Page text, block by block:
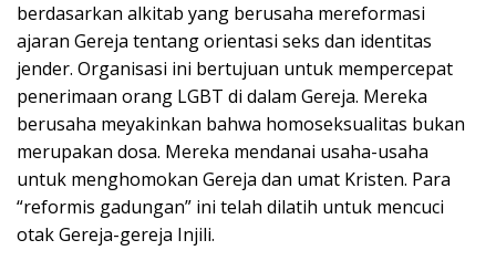
berdasarkan alkitab yang berusaha mereformasi
ajaran Gereja tentang orientasi seks dan identitas
jender. Organisasi ini bertujuan untuk mempercepat
penerimaan orang LGBT di dalam Gereja. Mereka
berusaha meyakinkan bahwa homoseksualitas bukan
merupakan dosa. Mereka mendanai usaha-usaha
untuk menghomokan Gereja dan umat Kristen. Para
“reformis gadungan” ini telah dilatih untuk mencuci
otak Gereja-gereja Injili.